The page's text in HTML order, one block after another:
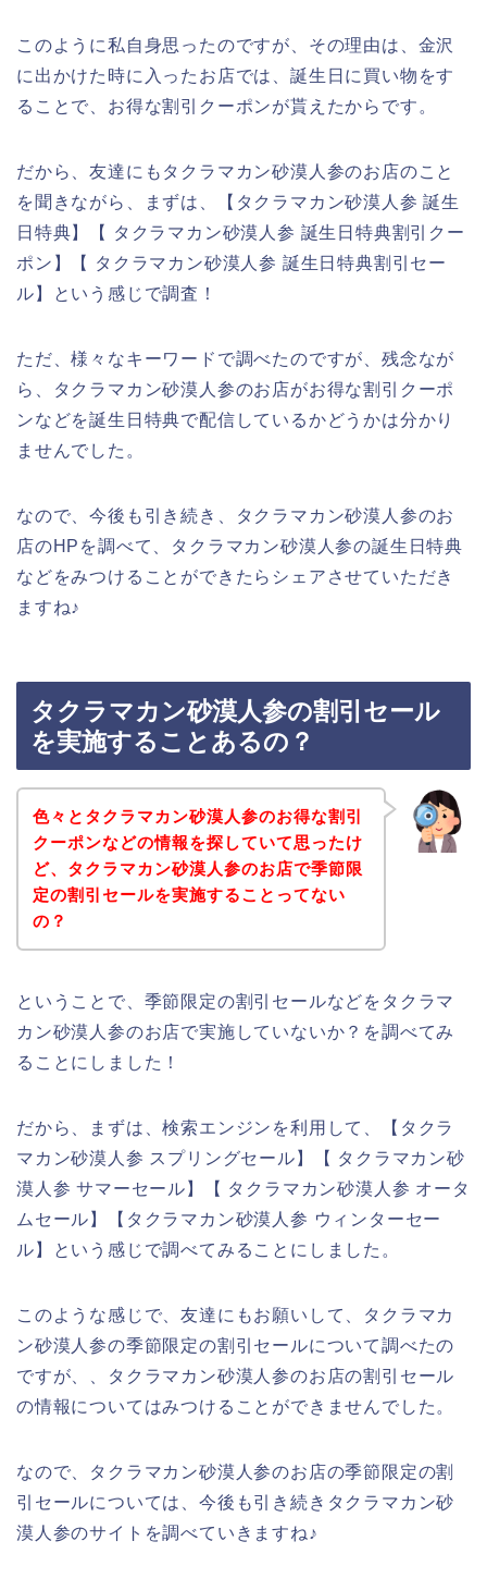
このように私自身思ったのですが、その理由は、金沢
に出かけた時に入ったお店では、誕生日に買い物をす
ることで、お得な割引クーポンが貰えたからです。
だから、友達にもタクラマカン砂漠人参のお店のこと
を聞きながら、まずは、【タクラマカン砂漠人参 誕生
日特典】【 タクラマカン砂漠人参 誕生日特典割引クー
ポン】【 タクラマカン砂漠人参 誕生日特典割引セー
ル】という感じで調査！
ただ、様々なキーワードで調べたのですが、残念なが
ら、タクラマカン砂漠人参のお店がお得な割引クーポ
ンなどを誕生日特典で配信しているかどうかは分かり
ませんでした。
なので、今後も引き続き、タクラマカン砂漠人参のお
店のHPを調べて、タクラマカン砂漠人参の誕生日特典
などをみつけることができたらシェアさせていただき
ますね♪
タクラマカン砂漠人参の割引セール
を実施することあるの？
色々とタクラマカン砂漠人参のお得な割引
クーポンなどの情報を探していて思ったけ
ど、タクラマカン砂漠人参のお店で季節限
定の割引セールを実施することってない
の？
ということで、季節限定の割引セールなどをタクラマ
カン砂漠人参のお店で実施していないか？を調べてみ
ることにしました！
だから、まずは、検索エンジンを利用して、【タクラ
マカン砂漠人参 スプリングセール】【 タクラマカン砂
漠人参 サマーセール】【 タクラマカン砂漠人参 オータ
ムセール】【タクラマカン砂漠人参 ウィンターセー
ル】という感じで調べてみることにしました。
このような感じで、友達にもお願いして、タクラマカ
ン砂漠人参の季節限定の割引セールについて調べたの
ですが、、タクラマカン砂漠人参のお店の割引セール
の情報についてはみつけることができませんでした。
なので、タクラマカン砂漠人参のお店の季節限定の割
引セールについては、今後も引き続きタクラマカン砂
漠人参のサイトを調べていきますね♪